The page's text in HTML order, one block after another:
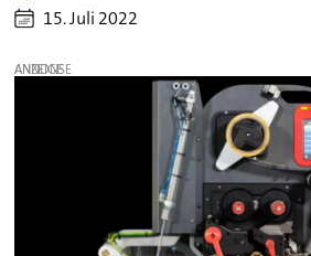
15. Juli 2022
ANZEIGE